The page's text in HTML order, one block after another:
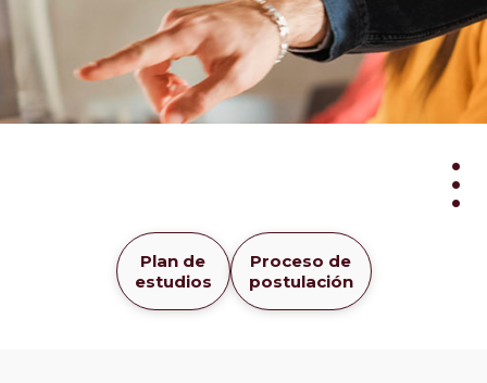
Plan de
estudios
Proceso de
postulación